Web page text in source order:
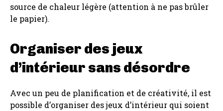
source de chaleur légère (attention à ne pas brûler
le papier).
Organiser des jeux
d’intérieur sans désordre
Avec un peu de planification et de créativité, il est
possible d’organiser des jeux d’intérieur qui soient